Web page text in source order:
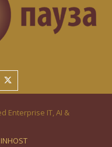
Enterprise IT, AI &
INHOST